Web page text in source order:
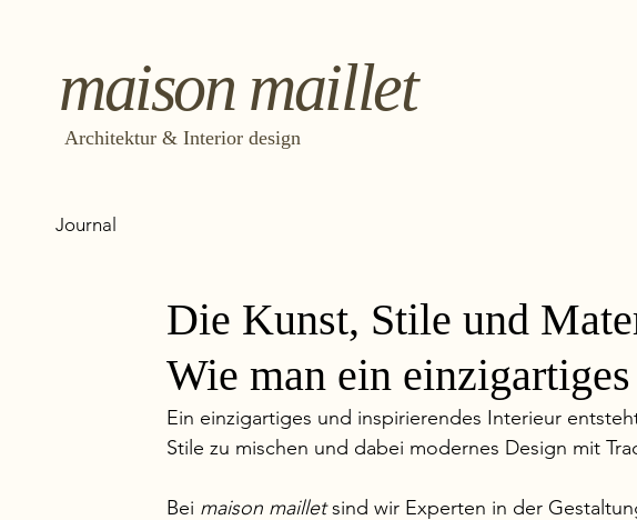
maison maillet
Architektur & Interior design
Journal
Die Kunst, Stile und
Wie man ein
Ein einzigartiges und inspirierendes Interieur
Stile zu mischen und dabei modernes Design mit
Bei maison maillet sind wir Experten in der